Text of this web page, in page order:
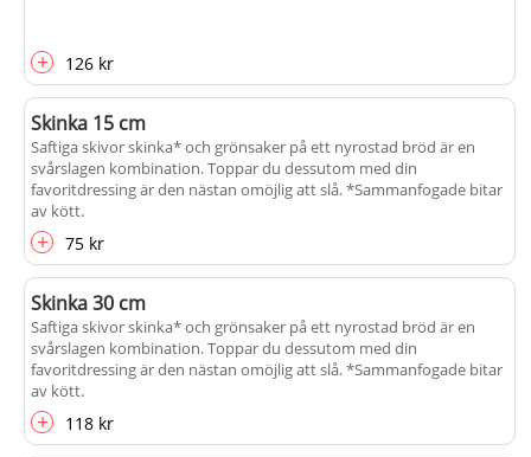
+ 126 kr
Skinka 15 cm
Saftiga skivor skinka* och grönsaker på ett nyrostad bröd är en
svårslagen kombination. Toppar du dessutom med din
favoritdressing är den nästan omöjlig att slå. *Sammanfogade bitar
av kött.
+ 75 kr
Skinka 30 cm
Saftiga skivor skinka* och grönsaker på ett nyrostad bröd är en
svårslagen kombination. Toppar du dessutom med din
favoritdressing är den nästan omöjlig att slå. *Sammanfogade bitar
av kött.
+ 118 kr